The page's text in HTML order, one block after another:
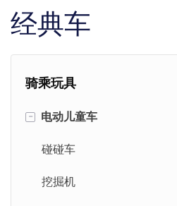
经典车
骑乘玩具
- 电动儿童车
碰碰车
挖掘机